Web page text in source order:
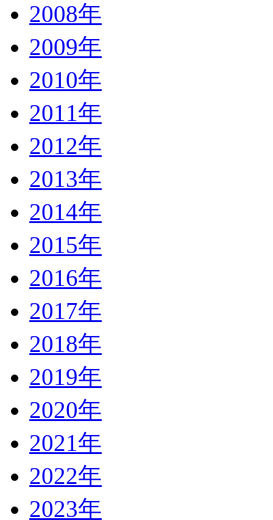
2008年
2009年
2010年
2011年
2012年
2013年
2014年
2015年
2016年
2017年
2018年
2019年
2020年
2021年
2022年
2023年